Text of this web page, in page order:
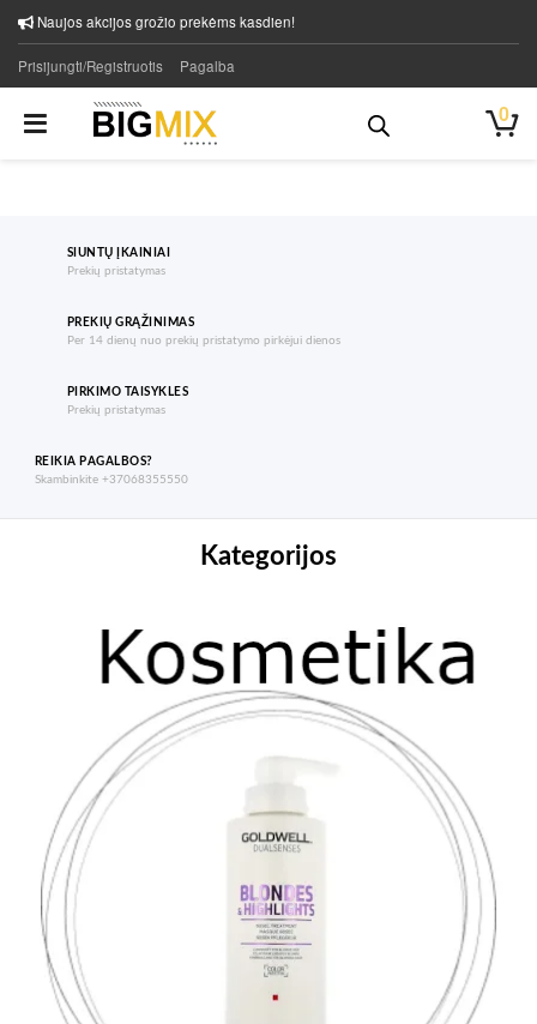
Naujos akcijos grožio prekėms kasdien!
Prisijungti/Registruotis Pagalba
0
SIUNTŲ ĮKAINIAI
Prekių pristatymas
PREKIŲ GRĄŽINIMAS
Per 14 dienų nuo prekių pristatymo pirkėjui dienos
PIRKIMO TAISYKLES
Prekių pristatymas
REIKIA PAGALBOS?
Skambinkite +37068355550
Kategorijos